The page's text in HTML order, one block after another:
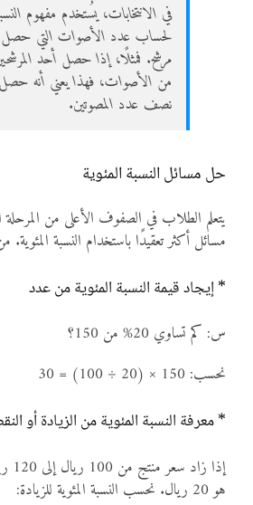
في الانتخابات، يُستخدم مفهوم
لحساب عدد الأصوات التي حصل
من الأصوات، فهذا يعني أنه
نصف عدد المصوتين.
حل مسائل النسبة المئوية
يتعلم الطلاب في الصفوف الأعلى من المرحلة
مسائل أكثر تعقيدًا باستخدام النسبة
* إيجاد قيمة النسبة المئوية من عدد
س: كم تساوي 20% من 150؟
نحسب: 150 × (20 ÷ 100) = 30
* معرفة النسبة المئوية من الزيادة أو
هو 20 ريال. نحسب النسبة المئوية للزيادة: